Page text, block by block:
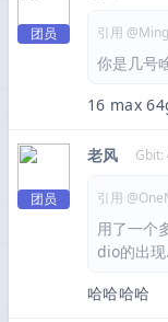
团员 引用
你是几号
16 max
团员
老风 Gbit:
引用
用了一个
dio的出
哈哈哈哈